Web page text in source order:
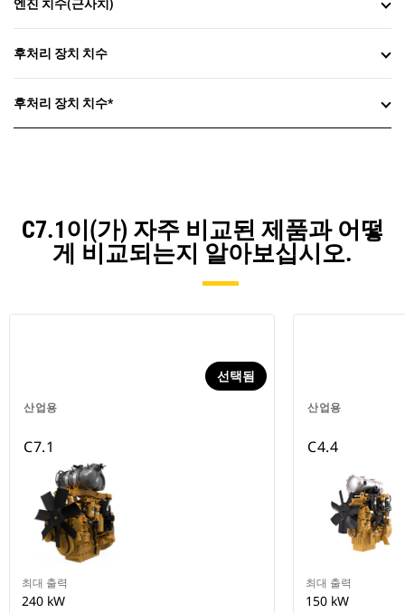
엔진 치수(근사치)
후처리 장치 치수
후처리 장치 치수*
C7.1이(가) 자주 비교된 제품과 어떻
게 비교되는지 알아보십시오.
산업용
선택됨
C7.1
최대 출력
240 kW
산업용
C4.4
최대 출력
150 kW